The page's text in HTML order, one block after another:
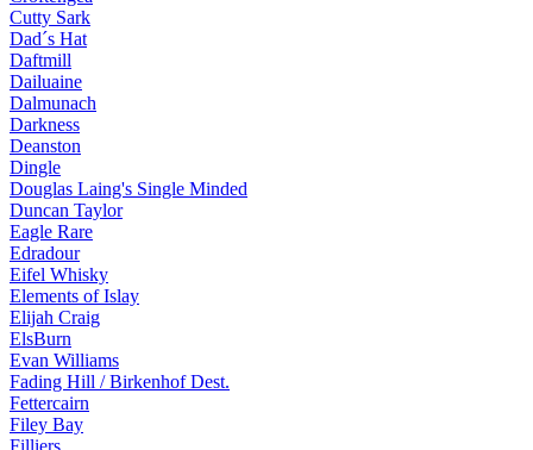
Cutty Sark
Dad´s Hat
Daftmill
Dailuaine
Dalmunach
Darkness
Deanston
Dingle
Douglas Laing's Single Minded
Duncan Taylor
Eagle Rare
Edradour
Eifel Whisky
Elements of Islay
Elijah Craig
ElsBurn
Evan Williams
Fading Hill / Birkenhof Dest.
Fettercairn
Filey Bay
Filliers